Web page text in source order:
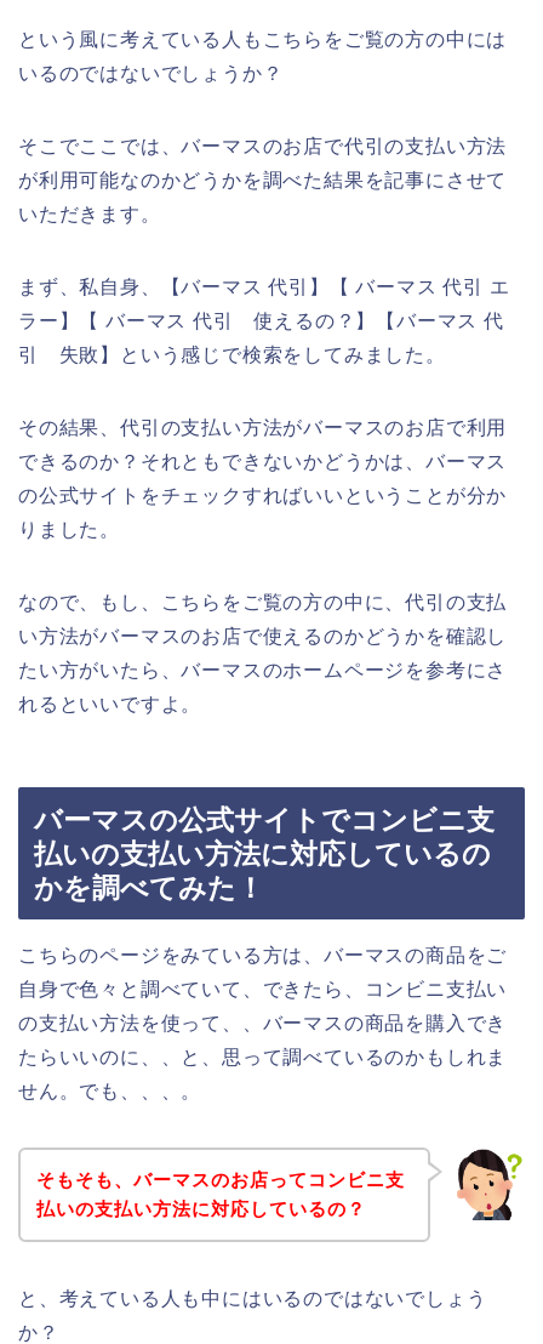
という風に考えている人もこちらをご覧の方の中には
いるのではないでしょうか？
そこでここでは、バーマスのお店で代引の支払い方法
が利用可能なのかどうかを調べた結果を記事にさせて
いただきます。
まず、私自身、【バーマス 代引】【 バーマス 代引 エ
ラー】【 バーマス 代引 使えるの？】【バーマス 代
引 失敗】という感じで検索をしてみました。
その結果、代引の支払い方法がバーマスのお店で利用
できるのか？それともできないかどうかは、バーマス
の公式サイトをチェックすればいいということが分か
りました。
なので、もし、こちらをご覧の方の中に、代引の支払
い方法がバーマスのお店で使えるのかどうかを確認し
たい方がいたら、バーマスのホームページを参考にさ
れるといいですよ。
バーマスの公式サイトでコンビニ支
払いの支払い方法に対応しているの
かを調べてみた！
こちらのページをみている方は、バーマスの商品をご
自身で色々と調べていて、できたら、コンビニ支払い
の支払い方法を使って、、バーマスの商品を購入でき
たらいいのに、、と、思って調べているのかもしれま
せん。でも、、、。
そもそも、バーマスのお店ってコンビニ支
払いの支払い方法に対応しているの？
と、考えている人も中にはいるのではないでしょう
か？